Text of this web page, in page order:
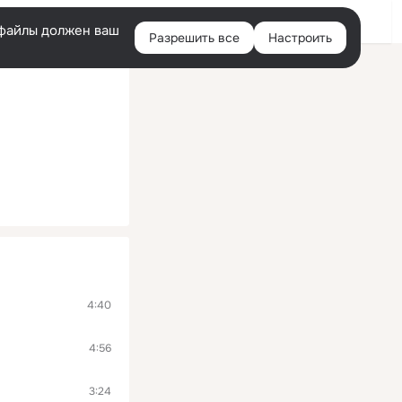
Войти
должен ваш Разрешить все Настроить
4:40
4:56
3:24